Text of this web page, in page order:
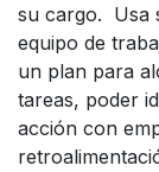
su cargo. Usa
equipo de
un plan para
tareas, poder
acción con